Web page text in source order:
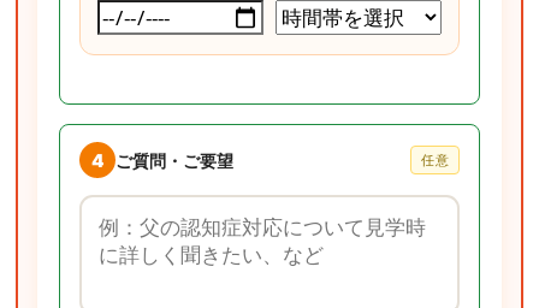
4 ご質問・ご要望 任意
ご質問・ご要望